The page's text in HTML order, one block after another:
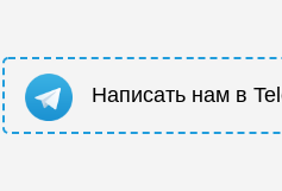
Написать нам в